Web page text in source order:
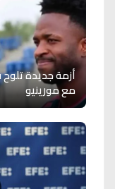
أزمة جديدة
مع مورينيو